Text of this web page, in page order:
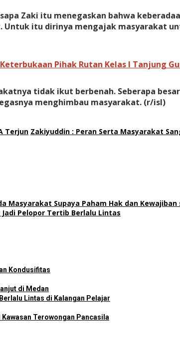
Zaki itu menegaskan bahwa
itu dirinya mengajak masyarakat
Pihak Rutan Kelas I Tanjung
tidak ikut berbenah. Seberapa
menghimbau masyarakat. (r/isl)
Terjun Zakiyuddin : Peran Serta Masyarakat
Masyarakat Supaya Paham Hak dan
Pelopor Tertib Berlalu Lintas
Kondusifitas
di Medan
Lintas di Kalangan Pelajar
Terowongan Pancasila